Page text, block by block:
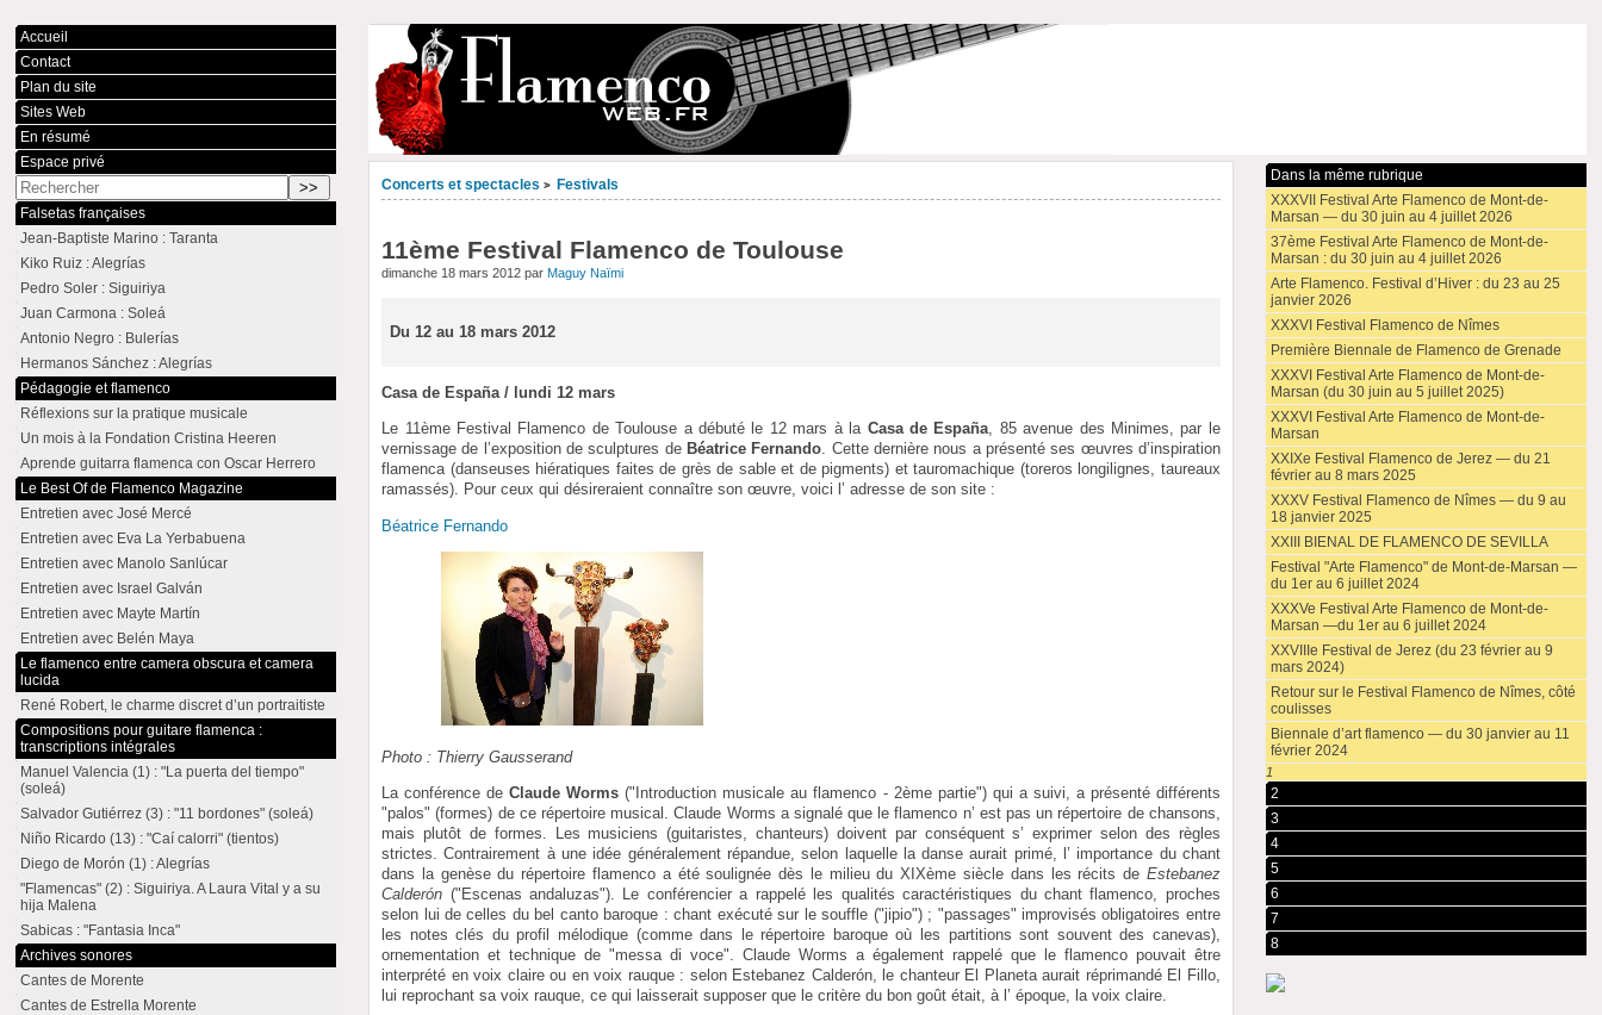
Concerts et spectacles > Festivals
11ème Festival Flamenco de Toulouse
dimanche 18 mars 2012 parMaguy Naïmi
Du 12 au 18 mars 2012
Casa de España / lundi 12 mars
Le 11ème Festival Flamenco de Toulouse a débuté le 12 mars à la Casa de España, 85 avenue des Minimes, par le
vernissage de l’exposition de sculptures de Béatrice Fernando. Cette dernière nous a présenté ses œuvres d’inspiration
flamenca (danseuses hiératiques faites de grès de sable et de pigments) et tauromachique (toreros longilignes, taureaux
ramassés). Pour ceux qui désireraient connaître son œuvre, voici l’ adresse de son site :
Béatrice Fernando
Photo : Thierry Gausserand
La conférence deClaude Worms ("Introduction musicale au flamenco - 2ème partie") qui a suivi, a présenté différents
"palos" (formes) de ce répertoire musical. Claude Worms a signalé que le flamenco n’ est pas un répertoire de chansons,
mais plutôt de formes. Les musiciens (guitaristes, chanteurs) doivent par conséquent s’ exprimer selon des règles
strictes. Contrairement à une idée généralement répandue, selon laquelle la danse aurait primé, l’ importance du chant
dans la genèse du répertoire flamenco a été soulignée dès le milieu du XIXème siècle dans les récits de Estebanez
Calderón ("Escenas andaluzas"). Le conférencier a rappelé les qualités caractéristiques du chant flamenco, proches
selon lui de celles du bel canto baroque : chant exécuté sur le souffle ("jipio") ; "passages" improvisés obligatoires entre
les notes clés du profil mélodique (comme dans le répertoire baroque où les partitions sont souvent des canevas),
ornementation et technique de "messa di voce". Claude Worms a également rappelé que le flamenco pouvait être
interprété en voix claire ou en voix rauque : selon Estebanez Calderón, le chanteur El Planeta aurait réprimandé El Fillo,
lui reprochant sa voix rauque, ce qui laisserait supposer que le critère du bon goût était, à l’ époque, la voix claire.
Dans la même rubrique
XXXVII Festival Arte Flamenco de Mont-de-
Marsan — du 30 juin au 4 juillet 2026
37ème Festival Arte Flamenco de Mont-de-
Marsan : du 30 juin au 4 juillet 2026
Arte Flamenco. Festival d’Hiver : du 23 au 25
janvier 2026
XXXVI Festival Flamenco de Nîmes
Première Biennale de Flamenco de Grenade
XXXVI Festival Arte Flamenco de Mont-de-
Marsan (du 30 juin au 5 juillet 2025)
XXXVI Festival Arte Flamenco de Mont-de-
Marsan
XXIXe Festival Flamenco de Jerez — du 21
février au 8 mars 2025
XXXV Festival Flamenco de Nîmes — du 9 au
18 janvier 2025
XXIII BIENAL DE FLAMENCO DE SEVILLA
Festival "Arte Flamenco" de Mont-de-Marsan —
du 1er au 6 juillet 2024
XXXVe Festival Arte Flamenco de Mont-de-
Marsan —du 1er au 6 juillet 2024
XXVIIIe Festival de Jerez (du 23 février au 9
mars 2024)
Retour sur le Festival Flamenco de Nîmes, côté
coulisses
Biennale d’art flamenco — du 30 janvier au 11
février 2024
1
2
3
4
5
6
7
8
Accueil
Contact
Plan du site
Sites Web
En résumé
Espace privé
Falsetas françaises
Jean-Baptiste Marino : Taranta
Kiko Ruiz : Alegrías
Pedro Soler : Siguiriya
Juan Carmona : Soleá
Antonio Negro : Bulerías
Hermanos Sánchez : Alegrías
Pédagogie et flamenco
Réflexions sur la pratique musicale
Un mois à la Fondation Cristina Heeren
Aprende guitarra flamenca con Oscar Herrero
Le Best Of de Flamenco Magazine
Entretien avec José Mercé
Entretien avec Eva La Yerbabuena
Entretien avec Manolo Sanlúcar
Entretien avec Israel Galván
Entretien avec Mayte Martín
Entretien avec Belén Maya
Le flamenco entre camera obscura et camera
lucida
René Robert, le charme discret d’un portraitiste
Compositions pour guitare flamenca :
transcriptions intégrales
Manuel Valencia (1) : "La puerta del tiempo"
(soleá)
Salvador Gutiérrez (3) : "11 bordones" (soleá)
Niño Ricardo (13) : "Caí calorri" (tientos)
Diego de Morón (1) : Alegrías
"Flamencas" (2) : Siguiriya. A Laura Vital y a su
hija Malena
Sabicas : "Fantasia Inca"
Archives sonores
Cantes de Morente
Cantes de Estrella Morente